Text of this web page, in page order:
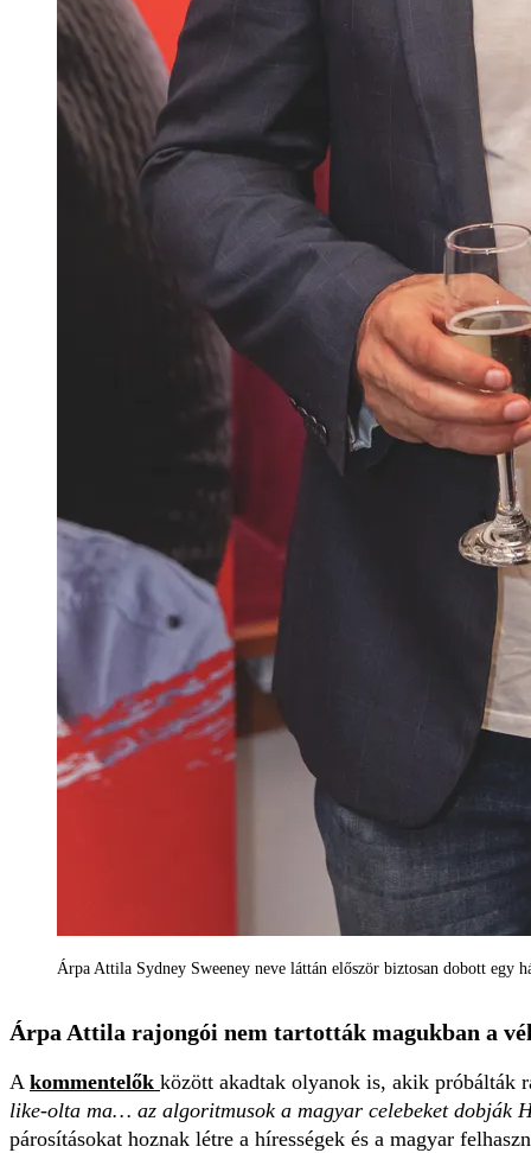
Árpa Attila Sydney Sweeney neve láttán először biztosan dobott egy
Árpa Attila rajongói nem tartották magukban a
A kommentelők között akadtak olyanok is, akik próbálták
like-olta ma… az algoritmusok a magyar celebeket dobják
párosításokat hoznak létre a hírességek és a magyar